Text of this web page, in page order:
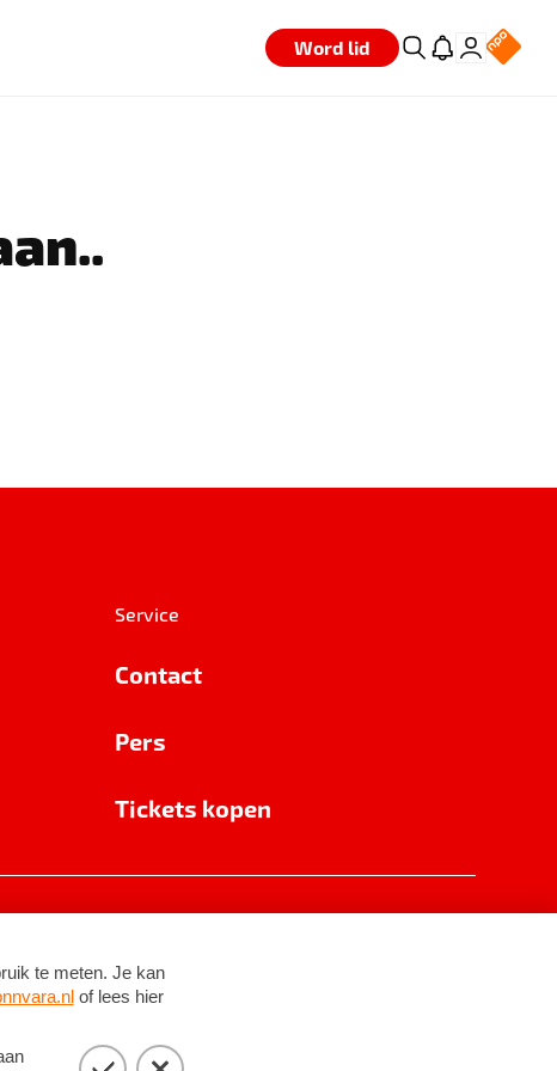
Word lid
Service
Contact
Pers
Tickets kopen